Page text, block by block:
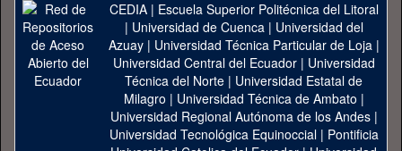
CEDIA| Escuela Superior Politécnica del Litoral
| Universidad de Cuenca| Universidad del
Azuay| Universidad Técnica Particular de Loja|
Universidad Central del Ecuador| Universidad
Técnica del Norte | Universidad Estatal de
Milagro | Universidad Técnica de Ambato |
Universidad Regional Autónoma de los Andes|
Universidad Tecnológica Equinoccial| Pontificia